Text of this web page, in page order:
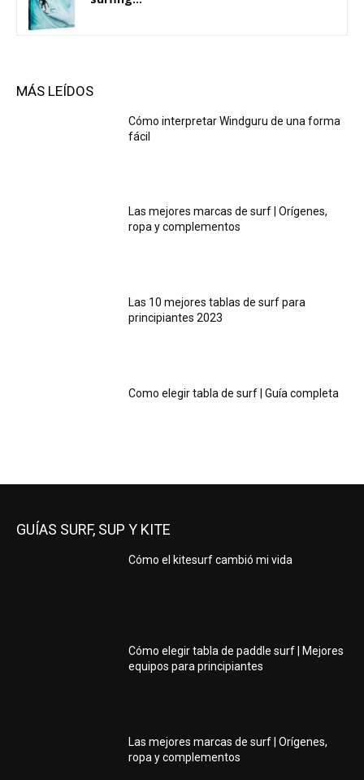
MÁS LEÍDOS
Cómo interpretar Windguru de una forma
fácil
Las mejores marcas de surf | Orígenes,
ropa y complementos
Las 10 mejores tablas de surf para
principiantes 2023
Como elegir tabla de surf | Guía completa
GUÍAS SURF, SUP Y KITE
Cómo el kitesurf cambió mi vida
Cómo elegir tabla de paddle surf | Mejores
equipos para principiantes
Las mejores marcas de surf | Orígenes,
ropa y complementos